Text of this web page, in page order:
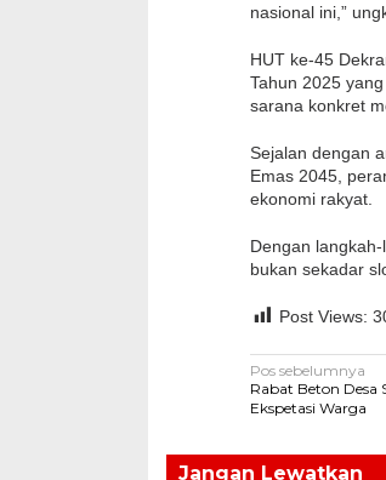
nasional ini,”
HUT ke-45
Tahun 2025
sarana konkret
Sejalan dengan
Emas 2045,
ekonomi rakyat.
Dengan
bukan sekadar
Post Views:
pos
Pos sebelumnya
Rabat Beton Desa
Ekspetasi Warga
Jangan Lewatkan